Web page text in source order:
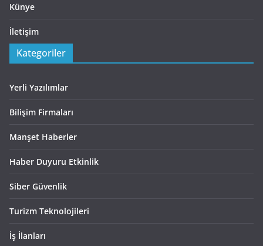
Künye
İletişim
Kategoriler
Yerli Yazılımlar
Bilişim Firmaları
Manşet Haberler
Haber Duyuru Etkinlik
Siber Güvenlik
Turizm Teknolojileri
İş İlanları